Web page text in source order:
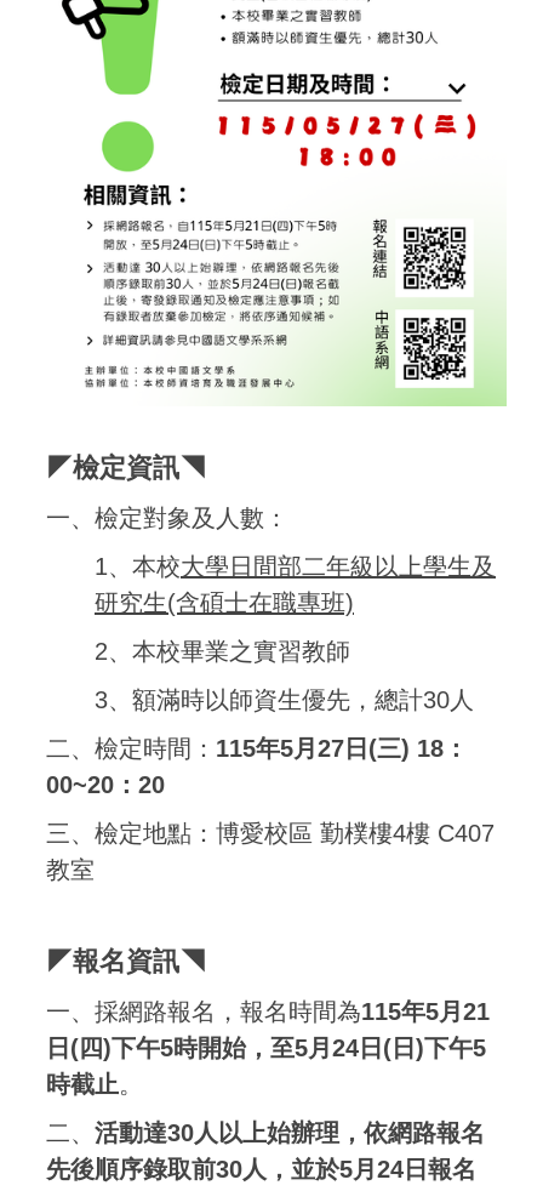
◤檢定資訊◥
一、檢定對象及人數：
1、本校大學日間部二年級以上學生及
研究生(含碩士在職專班)
2、本校畢業之實習教師
3、額滿時以師資生優先，總計30人
二、檢定時間： 115年5月27日(三) 18：
00~20：20
三、檢定地點：博愛校區 勤樸樓4樓 C407
教室
◤報名資訊◥
一、採網路報名，報名時間為115年5月21
日(四)下午5時開始，至5月24日(日)下午5
時截止。
二、 活動達30人以上始辦理，依網路報名
先後順序錄取前30人，並於5月24日報名